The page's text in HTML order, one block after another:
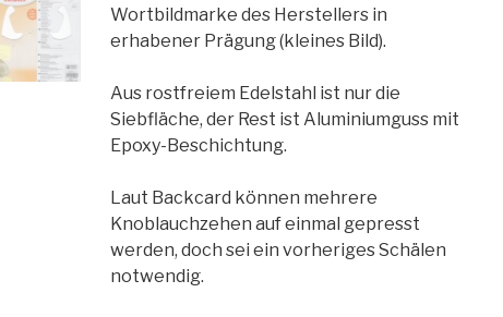
Wortbildmarke des Herstellers in
erhabener Prägung (kleines Bild).
Aus rostfreiem Edelstahl ist nur die
Siebfläche, der Rest ist Aluminiumguss mit
Epoxy-Beschichtung.
Laut Backcard können mehrere
Knoblauchzehen auf einmal gepresst
werden, doch sei ein vorheriges Schälen
notwendig.